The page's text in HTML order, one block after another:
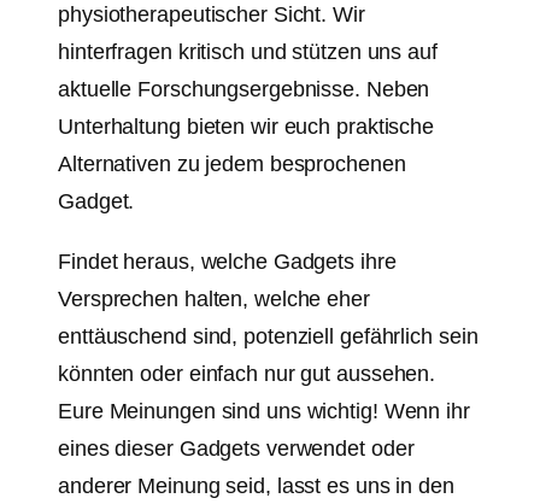
physiotherapeutischer Sicht. Wir
hinterfragen kritisch und stützen uns auf
aktuelle Forschungsergebnisse. Neben
Unterhaltung bieten wir euch praktische
Alternativen zu jedem besprochenen
Gadget.
Findet heraus, welche Gadgets ihre
Versprechen halten, welche eher
enttäuschend sind, potenziell gefährlich sein
könnten oder einfach nur gut aussehen.
Eure Meinungen sind uns wichtig! Wenn ihr
eines dieser Gadgets verwendet oder
anderer Meinung seid, lasst es uns in den